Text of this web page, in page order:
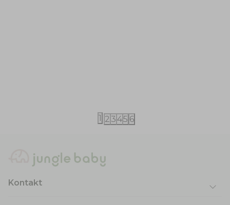
1 2 345 6
Kontakt